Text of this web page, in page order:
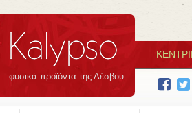
φυσικά προϊόντα της Λέσβου